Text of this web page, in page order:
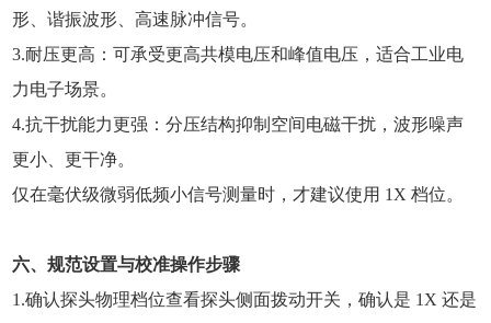
形、谐振波形、高速脉冲信号。
3.耐压更高：可承受更高共模电压和峰值电压，适合工业电
力电子场景。
4.抗干扰能力更强：分压结构抑制空间电磁干扰，波形噪声
更小、更干净。
仅在毫伏级微弱低频小信号测量时，才建议使用 1X 档位。
六、规范设置与校准操作步骤
1.确认探头物理档位查看探头侧面拨动开关，确认是 1X 还是